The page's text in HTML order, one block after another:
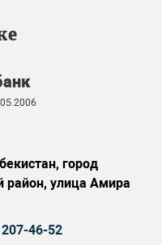
город
район, улица Амира
46-52